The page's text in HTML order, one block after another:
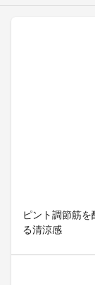
ピント調節筋
る清涼感